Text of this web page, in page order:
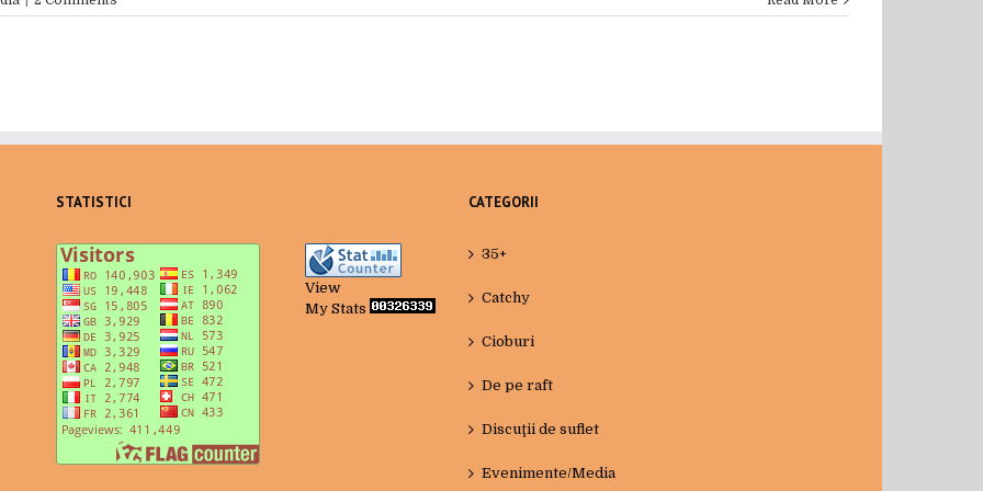
STATISTICI
View
My Stats
CATEGORII
35+
Catchy
Cioburi
De pe raft
Discuţii de suflet
Evenimente/Media